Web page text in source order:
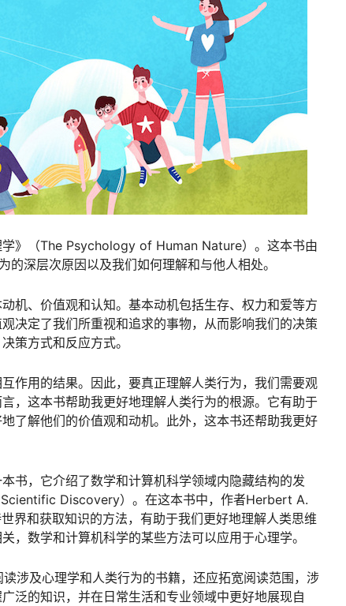
》（The Psychology of Human Nature）。这本书由
深层次原因以及我们如何理解和与他人相处。
机、价值观和认知。基本动机包括生存、权力和爱等方
决定了我们所重视和追求的事物，从而影响我们的决策
策方式和反应方式。
作用的结果。因此，要真正理解人类行为，我们需要观
，这本书帮助我更好地理解人类行为的根源。它有助于
了解他们的价值观和动机。此外，这本书还帮助我更好
书，它介绍了数学和计算机科学领域内隐藏结构的发
Discovery）。在这本书中，作者Herbert A.
界和获取知识的方法，有助于我们更好地理解人类思维
，数学和计算机科学的某些方法可以应用于心理学。
涉及心理学和人类行为的书籍，还应拓宽阅读范围，涉
泛的知识，并在日常生活和专业领域中更好地展现自